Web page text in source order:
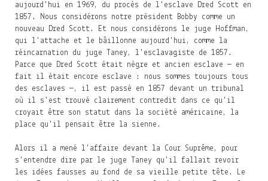
aujourd'hui en 1969, du procès de l'esclave Dred Scott en
1857. Nous considérons notre président Bobby comme un
nouveau Dred Scott. Et nous considérons le juge Hoffman,
qui l'attache et le bâillonne aujourd'hui, comme la
réincarnation du juge Taney, l'esclavagiste de 1857.
Parce que Dred Scott était nègre et ancien esclave — en
fait il était encore esclave : nous sommes toujours tous
des esclaves —, il est passé en 1857 devant un tribunal
où il s'est trouvé clairement contredit dans ce qu'il
croyait être son statut dans la société américaine, la
place qu'il pensait être la sienne.
Alors il a mené l'affaire devant la Cour Suprême, pour
s'entendre dire par le juge Taney qu'il fallait revoir
les idées fausses au fond de sa vieille petite tête. Le